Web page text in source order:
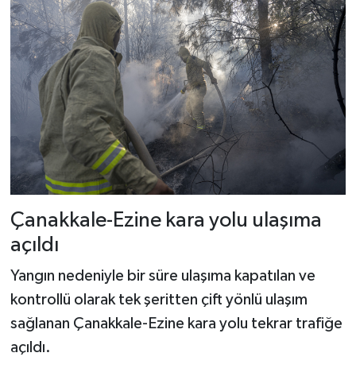
Çanakkale-Ezine kara yolu ulaşıma
açıldı
Yangın nedeniyle bir süre ulaşıma kapatılan ve
kontrollü olarak tek şeritten çift yönlü ulaşım
sağlanan Çanakkale-Ezine kara yolu tekrar trafiğe
açıldı.